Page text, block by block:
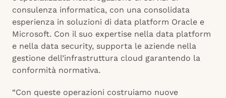
consulenza informatica, con una consolidata
esperienza in soluzioni di data platform Oracle e
Microsoft. Con il suo expertise nella data platform
e nella data security, supporta le aziende nella
gestione dell’infrastruttura cloud garantendo la
conformità normativa.
“Con queste operazioni costruiamo nuove